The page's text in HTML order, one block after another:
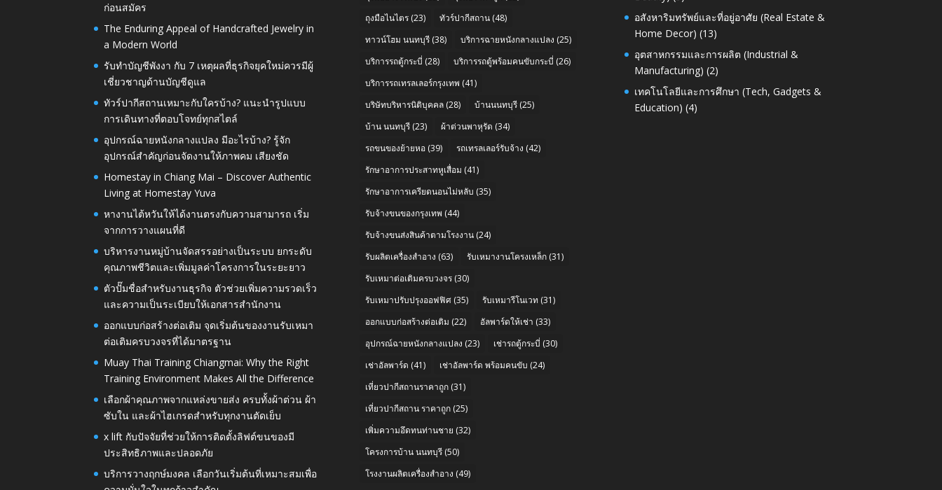
ก่อนสมัคร
The Enduring Appeal of Handcrafted Jewelry in
a Modern World
รับทำบัญชีพังงา กับ 7 เหตุผลที่ธุรกิจยุคใหม่ควรมีผู้
เชี่ยวชาญด้านบัญชีดูแล
ทัวร์ปากีสถานเหมาะกับใครบ้าง? แนะนำรูปแบบ
การเดินทางที่ตอบโจทย์ทุกสไตล์
อุปกรณ์ฉายหนังกลางแปลง มีอะไรบ้าง? รู้จัก
อุปกรณ์สำคัญก่อนจัดงานให้ภาพคม เสียงชัด
Homestay in Chiang Mai – Discover Authentic
Living at Homestay Yuva
หางานไต้หวันให้ได้งานตรงกับความสามารถ เริ่ม
จากการวางแผนที่ดี
บริหารงานหมู่บ้านจัดสรรอย่างเป็นระบบ ยกระดับ
คุณภาพชีวิตและเพิ่มมูลค่าโครงการในระยะยาว
ตัวปั๊มชื่อสำหรับงานธุรกิจ ตัวช่วยเพิ่มความรวดเร็ว
และความเป็นระเบียบให้เอกสารสำนักงาน
ออกแบบก่อสร้างต่อเติม จุดเริ่มต้นของงานรับเหมา
ต่อเติมครบวงจรที่ได้มาตรฐาน
Muay Thai Training Chiangmai: Why the Right
Training Environment Makes All the Difference
เลือกผ้าคุณภาพจากแหล่งขายส่ง ครบทั้งผ้าต่วน ผ้า
ซับใน และผ้าไฮเกรดสำหรับทุกงานตัดเย็บ
x lift กับปัจจัยที่ช่วยให้การติดตั้งลิฟต์ขนของมี
ประสิทธิภาพและปลอดภัย
บริการวางฤกษ์มงคล เลือกวันเริ่มต้นที่เหมาะสมเพื่อ
ถุงมือไนไตร(23) ทัวร์ปากีสถาน(48)
ทาวน์โฮม นนทบุรี(38) บริการฉายหนังกลางแปลง (25)
บริการรถตู้กระบี่ (28) บริการรถตู้พร้อมคนขับกระบี่ (26)
บริการรถเทรลเลอร์กรุงเทพ (41)
บริษัทบริหารนิติบุคคล(28) บ้านนนทบุรี(25)
บ้าน นนทบุรี(23) ผ้าต่วนพาหุรัด (34)
รถขนของย้ายหอ(39) รถเทรลเลอร์รับจ้าง (42)
รักษาอาการประสาทหูเสื่อม (41)
รักษาอาการเครียดนอนไม่หลับ (35)
รับจ้างขนของกรุงเทพ (44)
รับจ้างขนส่งสินค้าตามโรงงาน(24)
รับผลิตเครื่องสำอาง (63) รับเหมางานโครงเหล็ก(31)
รับเหมาต่อเติมครบวงจร(30)
รับเหมาปรับปรุงออฟฟิศ(35) รับเหมารีโนเวท (31)
ออกแบบก่อสร้างต่อเติม (22) อัลพาร์ดให้เช่า (33)
อุปกรณ์ฉายหนังกลางแปลง (23) เช่ารถตู้กระบี่ (30)
เช่าอัลพาร์ด (41) เช่าอัลพาร์ด พร้อมคนขับ (24)
เที่ยวปากีสถานราคาถูก(31)
เที่ยวปากีสถาน ราคาถูก(25)
เพิ่มความอึดทนท่านชาย (32)
โครงการบ้าน นนทบุรี(50)
โรงงานผลิตเครื่องสำอาง (49)
อสังหาริมทรัพย์และที่อยู่อาศัย (Real Estate &
Home Decor) (13)
อุตสาหกรรมและการผลิต (Industrial &
Manufacturing) (2)
เทคโนโลยีและการศึกษา (Tech, Gadgets &
Education) (4)